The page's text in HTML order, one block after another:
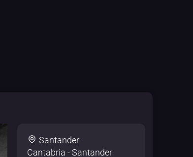
Santander
Cantabria - Santander